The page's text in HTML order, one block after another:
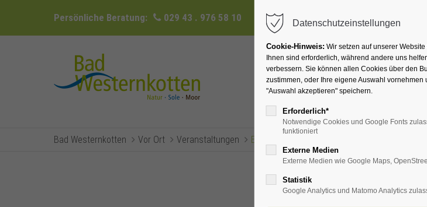
Persönliche Beratung: 029 43 . 976 58 10 info@badwesternkotten.de
Ihr Heilbad Übernachten
Bad Westernkotten Vor Ort Veranstaltungen Eventsreader (Timeline)
Datenschutzeinstellungen
Cookie-Hinweis: Wir setzen auf unserer
Ihnen sind erforderlich, während andere uns
verbessern. Sie können allen Cookies über den
zustimmen, oder Ihre eigene Auswahl vornehmen
"Auswahl akzeptieren" speichern.
Erforderlich*
Notwendige Cookies und Google Fonts
funktioniert
Externe Medien
Externe Medien wie Google Maps,
Statistik
Google Analytics und Matomo Analytics